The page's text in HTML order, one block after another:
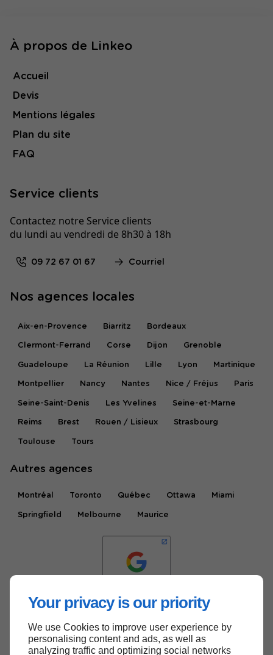
Your privacy is our priority
We use Cookies to improve user experience by
personalising content and ads, as well as
analyzing traffic and optimizing social networks
À propos de Linkeo
Accueil
Devis
Mentions légales
Plan du site
FAQ
Service clients
Contactez notre Service clients
du lundi au vendredi de 8h30 à 18h
09 72 67 01 67 Courriel
Nos agences locales
Aix-en-Provence Biarritz Bordeaux
Clermont-Ferrand Corse Dijon Grenoble
Guadeloupe La Réunion Lille Lyon Martinique
Montpellier Nancy Nantes Nice / Fréjus Paris
Seine-Saint-Denis Les Yvelines Seine-et-Marne
Reims Brest Rouen / Lisieux Strasbourg
Toulouse Tours
Autres agences
Montréal Toronto Québec Ottawa Miami
Springfield Melbourne Maurice
Haut de page